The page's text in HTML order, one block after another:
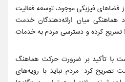
فضاهای فیزیکی موجود، توسعه فعالیت
میان ارائه‌دهندگان خدمت
را تسریع کرده و دسترسی مردم به خدمات
با تأکید بر ضرورت حرکت هماهنگ
کرد: مردم نباید با رویه‌های